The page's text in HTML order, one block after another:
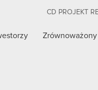
CD PROJEKT